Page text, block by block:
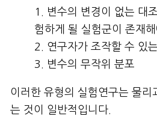
변수의 변경이 없는 대
험하게 될 실험군이 존재
연구자가 조작할 수 있
변수의 무작위 분포
이러한 유형의 실험연구는 물리
는 것이 일반적입니다.